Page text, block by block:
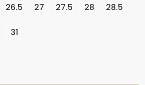
26.5 27 27.5 28 28.5
31